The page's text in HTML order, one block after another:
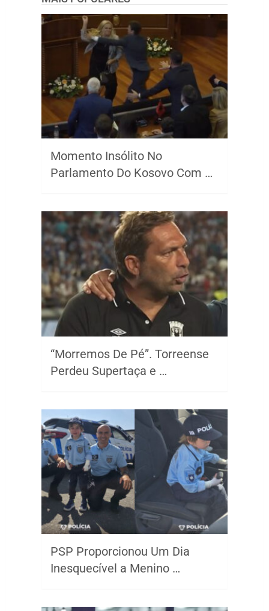
Momento Insólito No
Parlamento Do Kosovo Com …
“Morremos De Pé”. Torreense
Perdeu Supertaça e …
PSP Proporcionou Um Dia
Inesquecível a Menino …